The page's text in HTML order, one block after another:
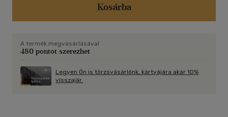
Kosárba
A termék megvásárlásával
480 pontot szerezhet
Legyen Ön is törzsvásárlónk, kártyájára akár 10%
visszajár.